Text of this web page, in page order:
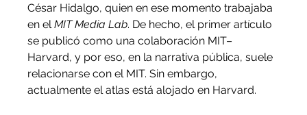
César Hidalgo, quien en ese momento trabajaba
en el MIT Media Lab. De hecho, el primer artículo
se publicó como una colaboración MIT–
Harvard, y por eso, en la narrativa pública, suele
relacionarse con el MIT. Sin embargo,
actualmente el atlas está alojado en Harvard.